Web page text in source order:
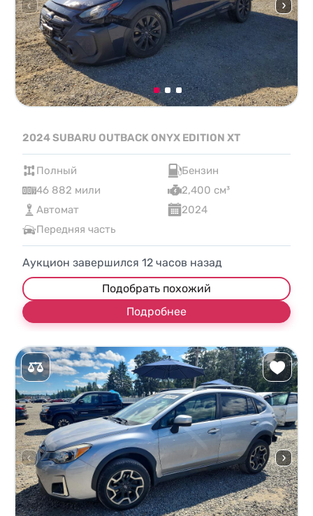
2024 SUBARU OUTBACK ONYX EDITION XT
Полный
Бензин
46 882 мили
2,400 см³
Автомат
2024
Передняя часть
Аукцион завершился 12 часов назад
Подобрать похожий
Подробнее